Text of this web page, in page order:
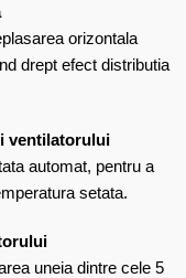
orizontala
drept efect distributia
ventilatorului
automat, pentru a
setata.
uneia dintre cele 5